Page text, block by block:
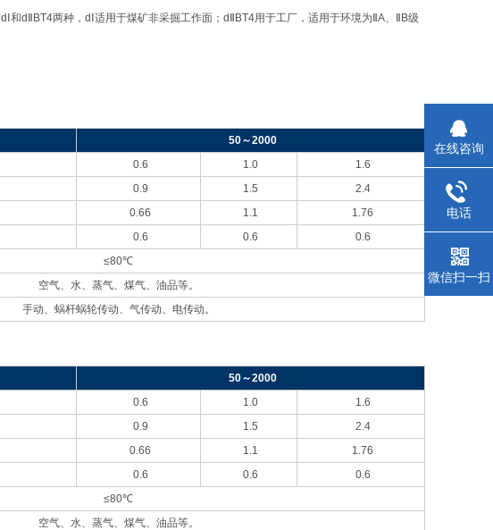
dⅡBT4两种，dⅠ适用于煤矿非采掘工作面；dⅡBT4用于工厂，适用于环境为ⅡA、ⅡB级
50～2000
0.6 1.0 1.6
0.9 1.5
2.4
0.66 1.1
1.76
0.6 0.6
0.6
≤80℃
空气、水、蒸气、煤气、油品等。
手动、蜗杆蜗轮传动、气传动、电传动。
50～2000
0.6 1.0 1.6
0.9 1.5
2.4
0.66 1.1
1.76
0.6 0.6
0.6
≤80℃
空气、水、蒸气、煤气、油品等。
在线咨询
电话
微信扫一扫